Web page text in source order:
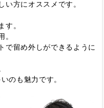
い方にオススメです。
す。
。
で留め外しができるように
のも魅力です。